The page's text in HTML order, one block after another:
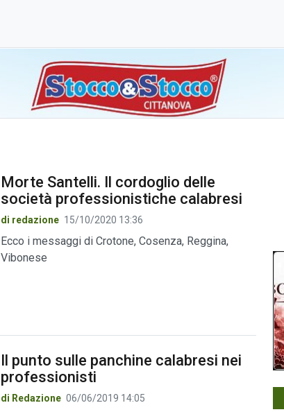
Morte Santelli. Il cordoglio delle
società professionistiche calabresi
di redazione 15/10/2020 13:36
Ecco i messaggi di Crotone, Cosenza, Reggina,
Vibonese
Il punto sulle panchine calabresi nei
professionisti
di Redazione 06/06/2019 14:05